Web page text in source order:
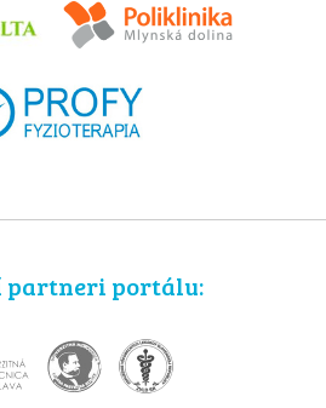
partneri portálu: